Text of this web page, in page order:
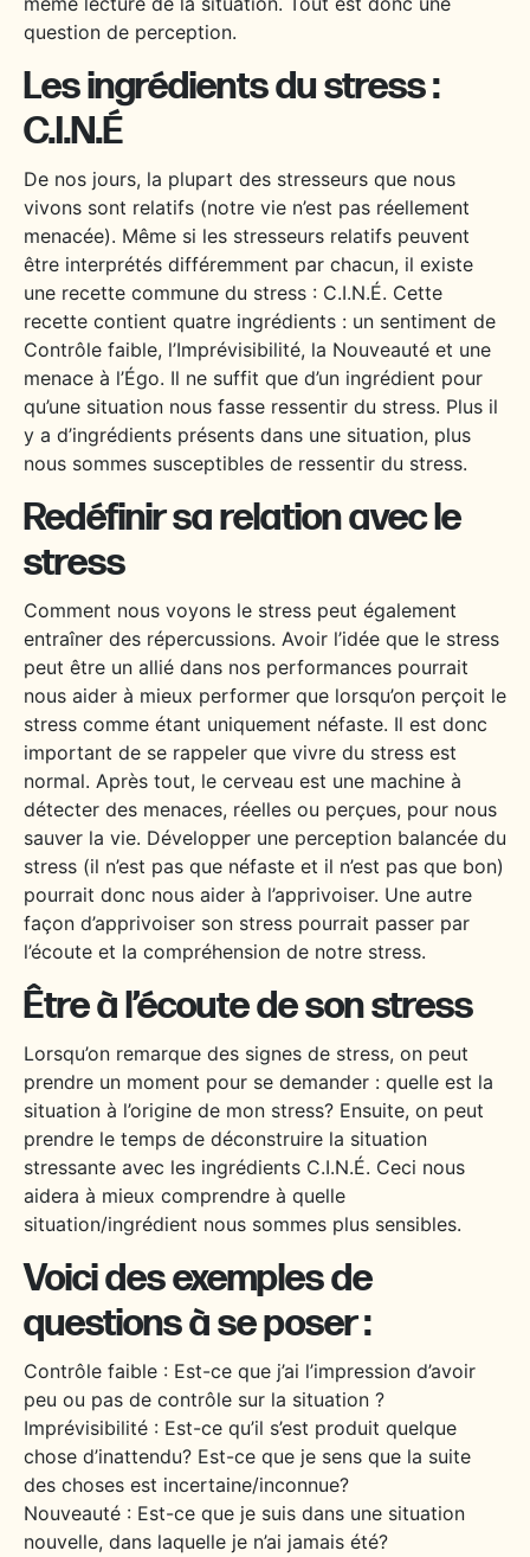
question de perception.
Les ingrédients du stress :
C.I.N.É
De nos jours, la plupart des stresseurs que nous
vivons sont relatifs (notre vie n’est pas réellement
menacée). Même si les stresseurs relatifs peuvent
être interprétés différemment par chacun, il existe
une recette commune du stress : C.I.N.É. Cette
recette contient quatre ingrédients : un sentiment de
Contrôle faible, l’Imprévisibilité, la Nouveauté et une
menace à l’Égo. Il ne suffit que d’un ingrédient pour
qu’une situation nous fasse ressentir du stress. Plus il
y a d’ingrédients présents dans une situation, plus
nous sommes susceptibles de ressentir du stress.
Redéfinir sa relation avec le
stress
Comment nous voyons le stress peut également
entraîner des répercussions. Avoir l’idée que le stress
peut être un allié dans nos performances pourrait
nous aider à mieux performer que lorsqu’on perçoit le
stress comme étant uniquement néfaste. Il est donc
important de se rappeler que vivre du stress est
normal. Après tout, le cerveau est une machine à
détecter des menaces, réelles ou perçues, pour nous
sauver la vie. Développer une perception balancée du
stress (il n’est pas que néfaste et il n’est pas que bon)
pourrait donc nous aider à l’apprivoiser. Une autre
façon d’apprivoiser son stress pourrait passer par
l’écoute et la compréhension de notre stress.
Être à l’écoute de son stress
Lorsqu’on remarque des signes de stress, on peut
prendre un moment pour se demander : quelle est la
situation à l’origine de mon stress? Ensuite, on peut
prendre le temps de déconstruire la situation
stressante avec les ingrédients C.I.N.É. Ceci nous
aidera à mieux comprendre à quelle
situation/ingrédient nous sommes plus sensibles.
Voici des exemples de
questions à se poser :
Contrôle faible : Est-ce que j’ai l’impression d’avoir
peu ou pas de contrôle sur la situation ?
Imprévisibilité : Est-ce qu’il s’est produit quelque
chose d’inattendu? Est-ce que je sens que la suite
des choses est incertaine/inconnue?
Nouveauté : Est-ce que je suis dans une situation
nouvelle, dans laquelle je n’ai jamais été?